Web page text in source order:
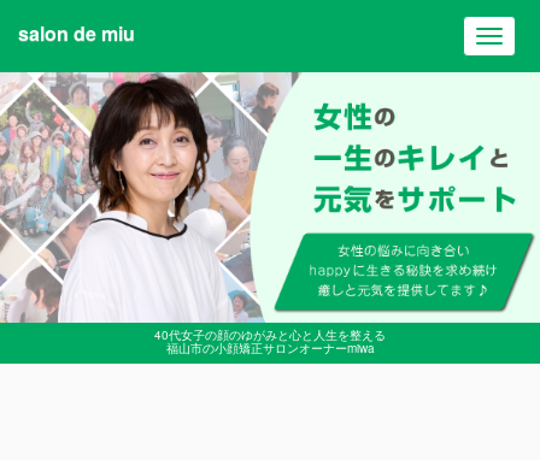
40代女子の顔のゆがみと心と人生を整える
福山市の小顔矯正サロンオーナーmiwa
salon de miu